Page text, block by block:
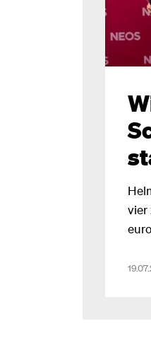
vier